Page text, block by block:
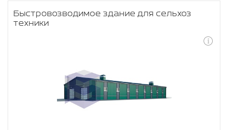
Быстровозводимое здание для сельхоз
техники